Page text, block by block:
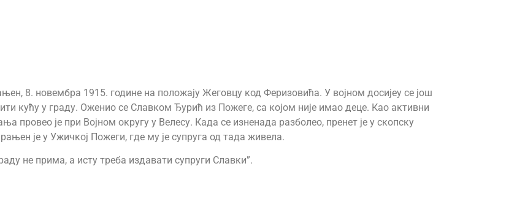
8. новембра 1915. године на положају Жеговцу код Феризовића. У војном досијеу се још
кућу у граду. Оженио се Славком Ђурић из Пожеге, са којом није имао деце. Као активни
провео је при Војном округу у Велесу. Када се изненада разболео, пренет је у скопску
је у Ужичкој Пожеги, где му је супруга од тада живела.
не прима, а исту треба издавати супруги Славки”.